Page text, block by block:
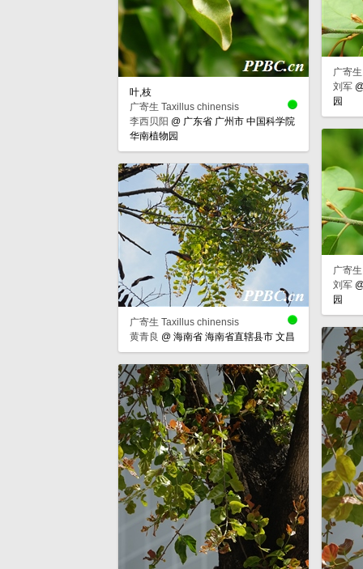
叶,枝
广寄生 Taxillus chinensis
李西贝阳 @广东省 广州市 中国科学院
华南植物园
广寄
刘军
园
广寄
刘军
园
广寄生 Taxillus chinensis
黄青良 @海南省 海南省直辖县市 文昌